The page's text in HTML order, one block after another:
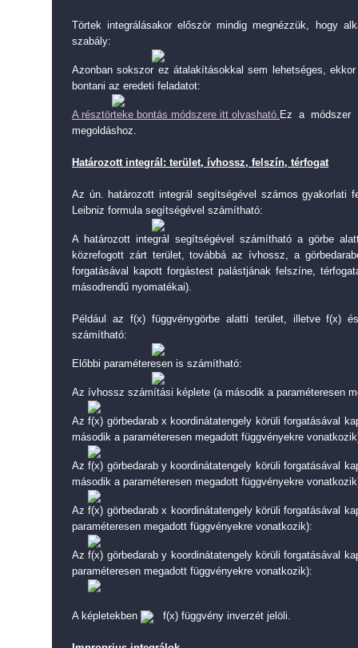
Törtek integrálásakor először mindig megnézzük, hogy
szabály:
Azonban sokszor ez átalakításokkal sem lehetséges,
bontani az eredeti feladatot:
A résztörteke bontás módszere itt olvasható. Ez a módszer
megoldáshoz.
Határozott integrál: terület, ívhossz, felszín, térfogat
Az ún. határozott integrál segítségével számos gyakorlati
Leibniz formula segítségével számítható:
A határozott integrál segítségével számítható a görbe
közrefogott zárt terület, továbbá az ívhossz, a
forgatásával kapott forgástest palástjának felszíne,
másodrendű nyomatékai).
Például az f(x) függvénygörbe alatti terület, illetve f(x)
számítható:
Előbbi paraméteresen is számítható:
Az ívhossz számítási képlete (a második a paraméteresen
Az f(x) görbedarab x koordinátatengely körüli forgatásával
második a paraméteresen megadott függvényekre
Az f(x) görbedarab y koordinátatengely körüli forgatásával
második a paraméteresen megadott függvényekre
Az f(x) görbedarab x koordinátatengely körüli forgatásával
paraméteresen megadott függvényekre vonatkozik):
Az f(x) görbedarab y koordinátatengely körüli forgatásával
paraméteresen megadott függvényekre vonatkozik):
A képletekben f(x) függvény inverzét jelöli.